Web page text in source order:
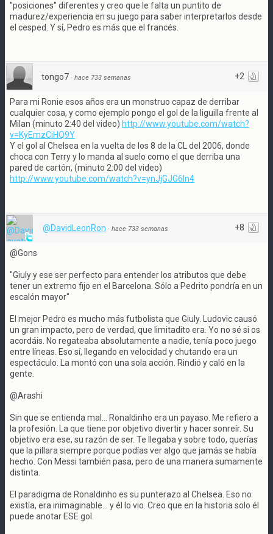
''posiciones'' diferentes y creo que le falta un puntito de
madurez/experiencia en su juego para saber interpretarlos desde
el cesped. Y sí, Pedro es más que el francés.
+2
tongo7 · hace 733 semanas
Para mi Ronie esos años era un monstruo capaz de derribar
cualquier cosa, y como ejemplo pongo el gol de la liguilla frente al
Milan (minuto 2:40 del video) http://www.youtube.com/watch?
v=KyEmzCiHQ9Y
Y el gol al Chelsea en la vuelta de los 8 de la CL del 2006, donde
choca con Terry y lo manda al suelo como el que derriba una
pared de cartón, (minuto 2:00 del video)
http://www.youtube.com/watch?v=ynJjGJG6ln4
+8
@DavidLeonRon · hace 733 semanas
@Gons
"Giuly y ese ser perfecto para entender los atributos que debe
tener un extremo fijo en el Barcelona. Sólo a Pedrito pondría en un
escalón mayor"
El mejor Pedro es mucho más futbolista que Giuly. Ludovic causó
un gran impacto, pero de verdad, que limitadito era. Yo no sé si os
acordáis. No regateaba absolutamente a nadie, tenía poco juego
entre líneas. Eso sí, llegando en velocidad y chutando era un
espectáculo. La montó con una sola acción. Rindió y caló en la
gente.
@Arashi
Sin que se entienda mal... Ronaldinho era un payaso. Me refiero a
la profesión. La que tiene por objetivo divertir y hacer sonreír. Su
objetivo era ese, su razón de ser. Te llegaba y sobre todo, querías
que la pillara siempre porque podías ver algo que jamás se había
hecho. Con Messi también pasa, pero de una manera sumamente
distinta.
El paradigma de Ronaldinho es su punterazo al Chelsea. Eso no
existía, era inimaginable... y él lo vio. Creo que en la historia solo él
puede anotar ESE gol.